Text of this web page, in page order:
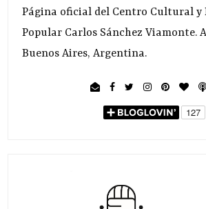
Página oficial del Centro Cultural y
Popular Carlos Sánchez Viamonte.
Buenos Aires, Argentina.